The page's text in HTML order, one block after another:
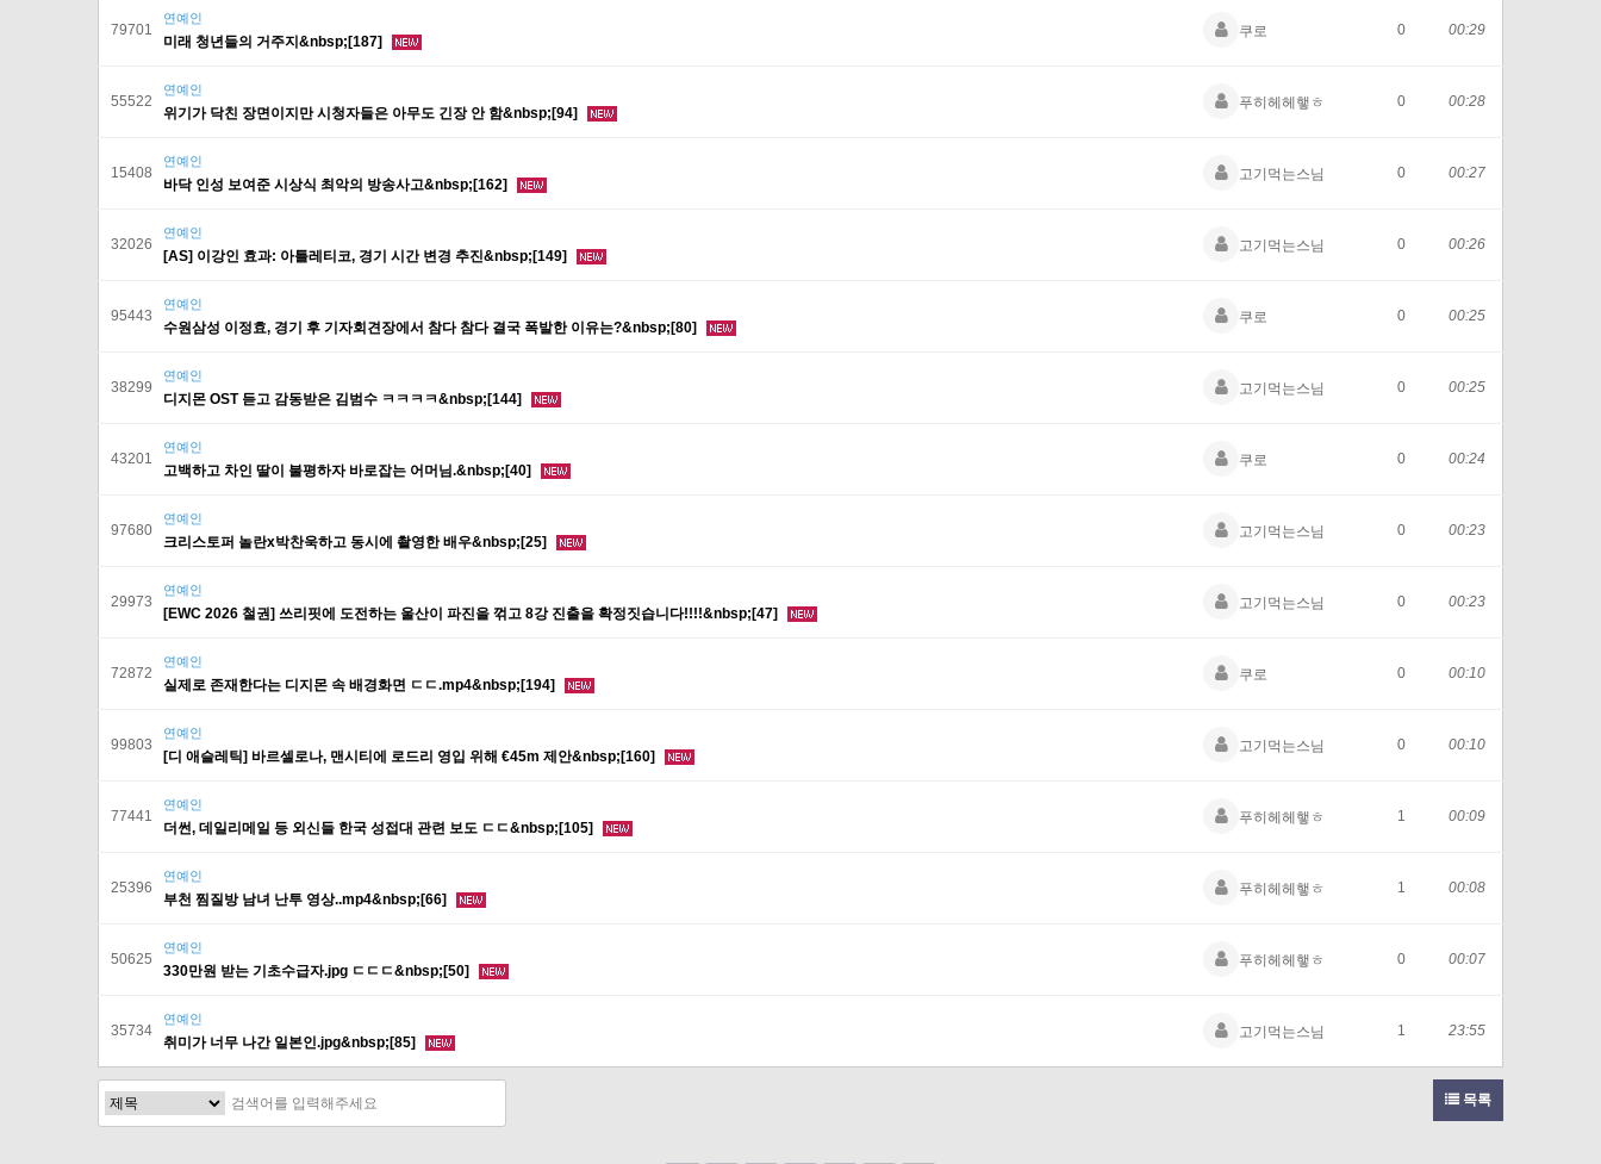
79701
연예인
미래 청년들의 거주지&nbsp;[187]
쿠로 0 00:29
55522
연예인
위기가 닥친 장면이지만 시청자들은 아무도 긴장 안 함&nbsp;[94]
푸히헤헤햏ㅎ 0 00:28
15408
연예인
바닥 인성 보여준 시상식 최악의 방송사고&nbsp;[162]
고기먹는스님 0 00:27
32026
연예인
[AS] 이강인 효과: 아틀레티코, 경기 시간 변경 추진&nbsp;[149]
고기먹는스님 0 00:26
95443
연예인
수원삼성 이정효, 경기 후 기자회견장에서 참다 참다 결국 폭발한 이유는?&nbsp;[80]
쿠로 0 00:25
38299
연예인
디지몬 OST 듣고 감동받은 김범수 ㅋㅋㅋㅋ&nbsp;[144]
고기먹는스님 0 00:25
43201
연예인
고백하고 차인 딸이 불평하자 바로잡는 어머님.&nbsp;[40]
쿠로 0 00:24
97680
연예인
크리스토퍼 놀란x박찬욱하고 동시에 촬영한 배우&nbsp;[25]
고기먹는스님 0 00:23
29973
연예인
[EWC 2026 철권] 쓰리핏에 도전하는 울산이 파진을 꺾고 8강 진출을 확정짓습니다!!!!&nbsp;[47]
고기먹는스님 0 00:23
72872
연예인
실제로 존재한다는 디지몬 속 배경화면 ㄷㄷ.mp4&nbsp;[194]
쿠로 0 00:10
99803
연예인
[디 애슬레틱] 바르셀로나, 맨시티에 로드리 영입 위해 €45m 제안&nbsp;[160]
고기먹는스님 0 00:10
77441
연예인
더썬, 데일리메일 등 외신들 한국 성접대 관련 보도 ㄷㄷ&nbsp;[105]
푸히헤헤햏ㅎ 1 00:09
25396
연예인
부천 찜질방 남녀 난투 영상..mp4&nbsp;[66]
푸히헤헤햏ㅎ 1 00:08
50625
연예인
330만원 받는 기초수급자.jpg ㄷㄷㄷ&nbsp;[50]
푸히헤헤햏ㅎ 0 00:07
35734
연예인
취미가 너무 나간 일본인.jpg&nbsp;[85]
고기먹는스님 1 23:55
목록